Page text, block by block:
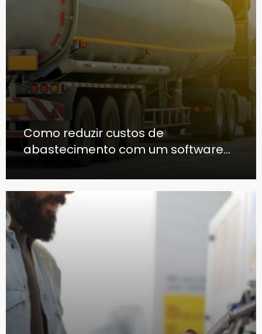
Como reduzir custos de
abastecimento com um software